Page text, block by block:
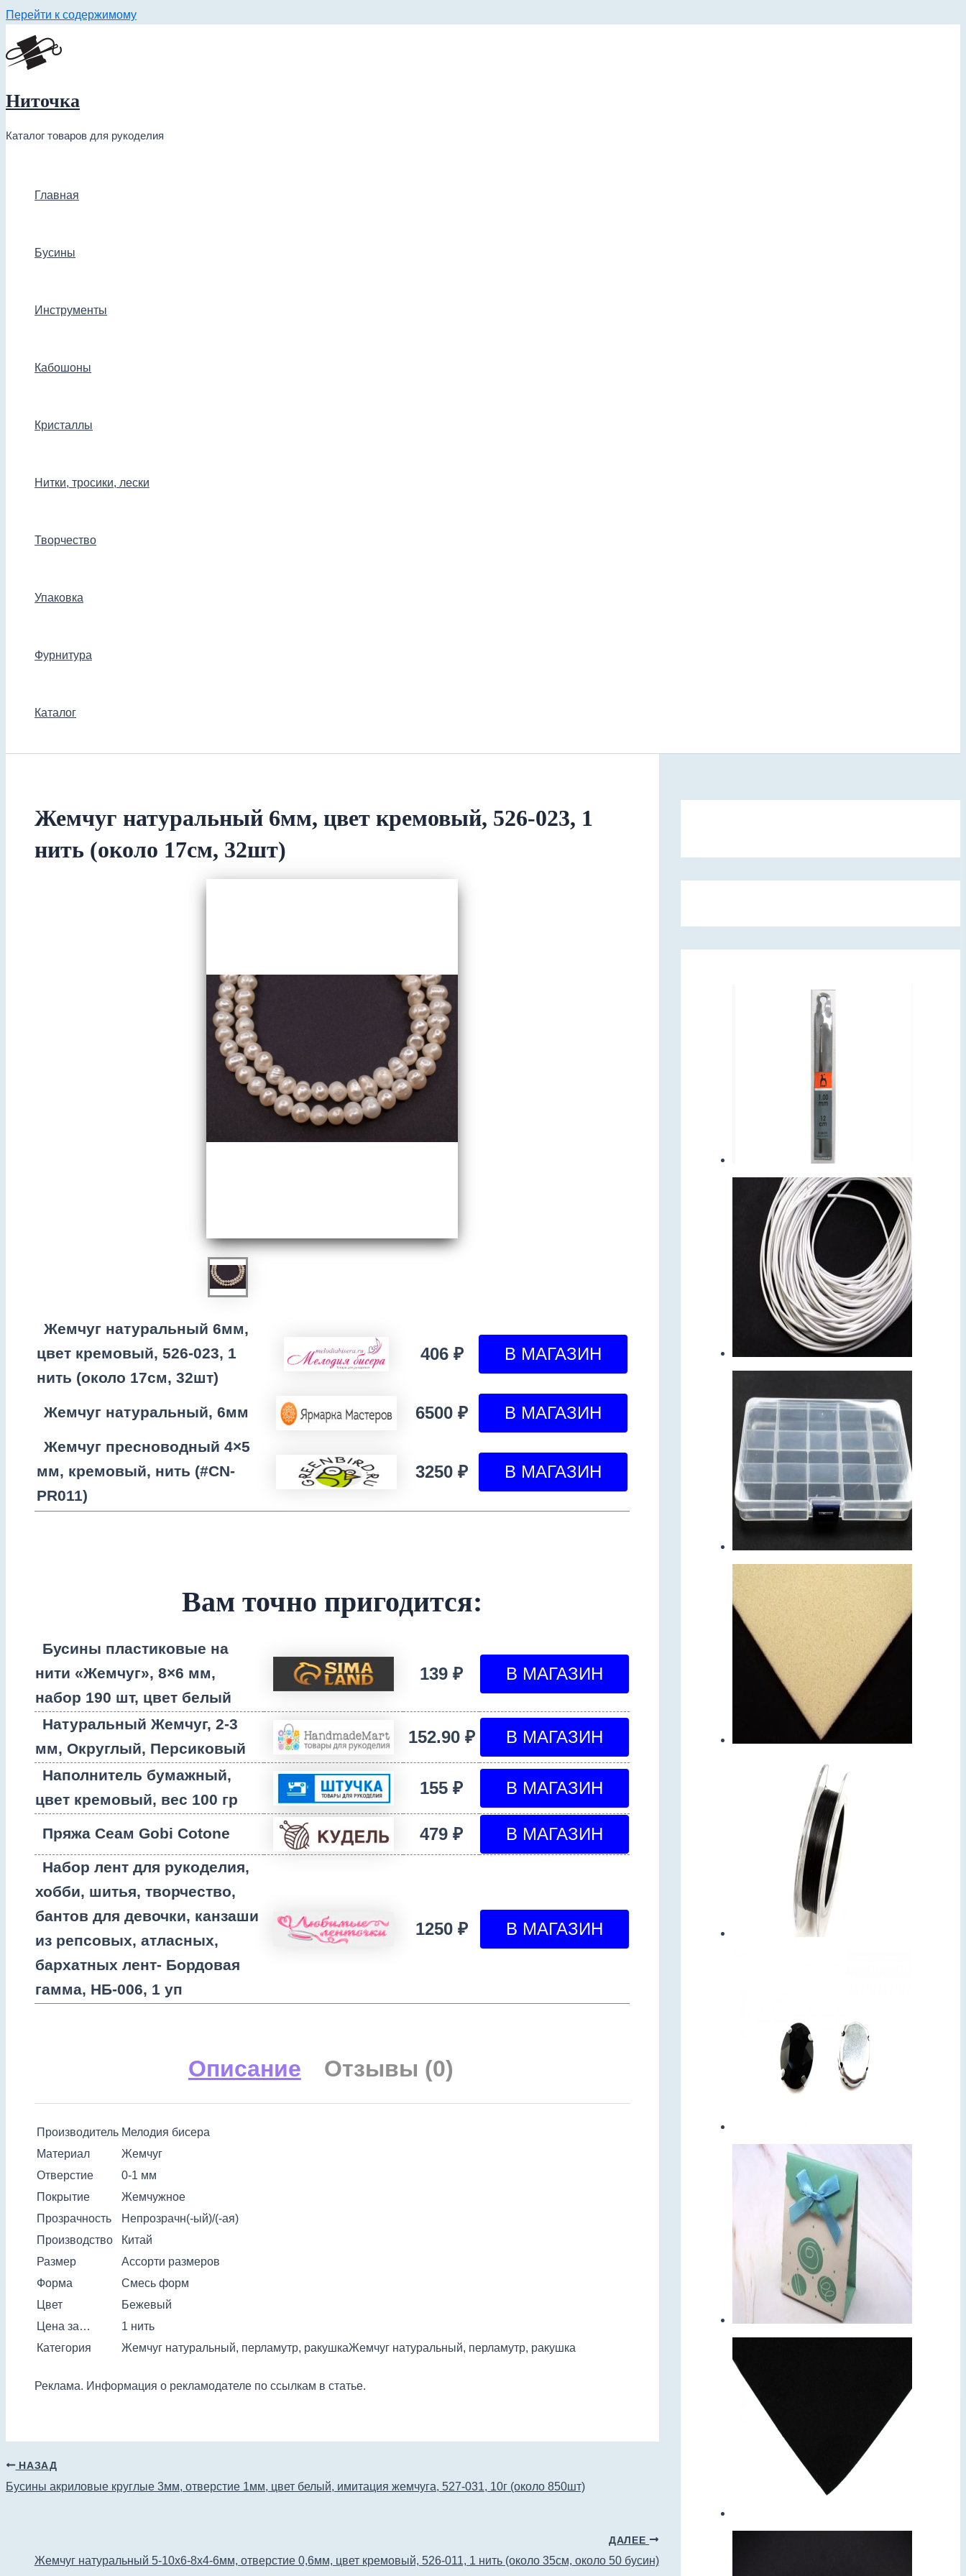
Перейти к содержимому
Ниточка
Каталог товаров для рукоделия
Главная
Бусины
Инструменты
Кабошоны
Кристаллы
Нитки, тросики, лески
Творчество
Упаковка
Фурнитура
Каталог
Жемчуг натуральный 6мм, цвет кремовый, 526-023, 1
нить (около 17см, 32шт)
Жемчуг натуральный 6мм,
цвет кремовый, 526-023, 1
нить (около 17см, 32шт)
406 ₽
Жемчуг натуральный, 6мм 6500 ₽
Жемчуг пресноводный 4×5
мм, кремовый, нить (#CN-
PR011)
3250 ₽
Вам точно пригодится:
Бусины пластиковые на
нити «Жемчуг», 8×6 мм,
набор 190 шт, цвет белый
139 ₽
Натуральный Жемчуг, 2-3
мм, Округлый, Персиковый
152.90 ₽
Наполнитель бумажный,
цвет кремовый, вес 100 гр
155 ₽
Пряжа Сеам Gobi Cotone 479 ₽
Набор лент для рукоделия,
хобби, шитья, творчество,
бантов для девочки, канзаши
из репсовых, атласных,
бархатных лент- Бордовая
гамма, НБ-006, 1 уп
1250 ₽
Описание Отзывы (0)
Производитель Мелодия бисера
Материал
Жемчуг
Отверстие
0-1 мм
Покрытие
Жемчужное
Прозрачность
Непрозрачн(-ый)/(-ая)
Производство
Китай
Размер
Ассорти размеров
Форма
Смесь форм
Цвет
Бежевый
Цена за…
1 нить
Категория
Жемчуг натуральный, перламутр, ракушкаЖемчуг натуральный, перламутр, ракушка
Реклама. Информация о рекламодателе по ссылкам в статье.
НАЗАД
Бусины акриловые круглые 3мм, отверстие 1мм, цвет белый, имитация жемчуга, 527-031, 10г (около 850шт)
ДАЛЕЕ
Жемчуг натуральный 5-10х6-8х4-6мм, отверстие 0,6мм, цвет кремовый, 526-011, 1 нить (около 35см, около 50 бусин)